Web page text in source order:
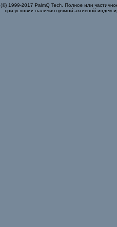
(©) 1999-2017 PalmQ Tech. Полное или
при условии наличия прямой активной